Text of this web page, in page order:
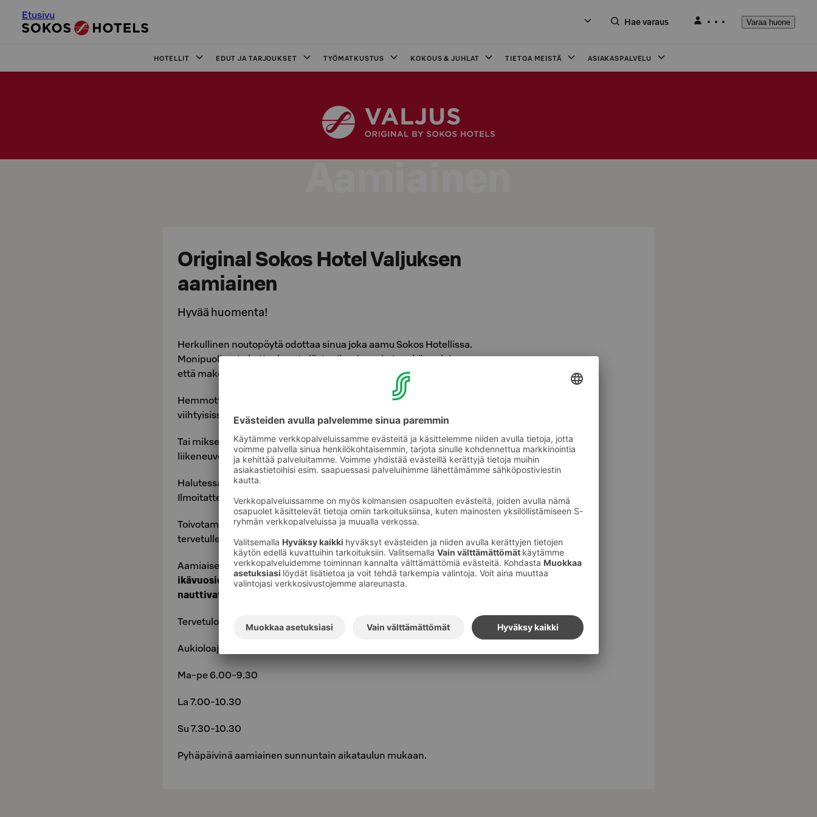
Etusivu
Hae varaus Varaa huone
HOTELLIT EDUT JA TARJOUKSET TYÖMATKUSTUS KOKOUS & JUHLAT TIETOA MEISTÄ ASIAKASPALVELU
Aamiainen
Original Sokos Hotel Valjuksen
aamiainen
Hyvää huomenta!
Herkullinen noutopöytä odottaa sinua joka aamu Sokos Hotellissa.
Monipuolisesta kattauksesta löytyy ihania makuja sekä suolaisen
että makean ystäville.
Hemmottele itseäsi ja läheisiäsi viettämällä kiireetön hetki
viihtyisissä puitteissa - runsaan aamiaisen äärellä.
Tai mikset hakisi energiaa shoppailupäivään tai lisävirtaa
liikeneuvotteluun Sokos Hotellin aamiaispöydästä.
Halutessanne voitte tilata aamiaisen myös mukaan otettavaksi.
Ilmoitattehan siitä saapuessanne hotelliin.
Toivotamme myös hotellin ulkopuoliset asiakkaat lämpimästi
tervetulleeksi aamiaiselle.
Aamiaisen hinta on17,60 €, lapset 4-12 vuotiaat maksavat
ikävuosiensa mukaisesti 1 € / ikävuosi ja alle 4- vuotiaat
nauttivat aamiaisen veloituksetta.
Tervetuloa Original - aamiaiselle!
Aukioloajat:
Ma-pe 6.00-9.30
La 7.00-10.30
Su 7.30-10.30
Pyhäpäivinä aamiainen sunnuntain aikataulun mukaan.